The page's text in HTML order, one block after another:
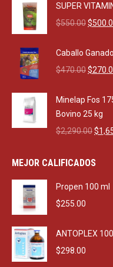
SUPER
$550.00
was:
$
Caballo
$470.00
was:
$
Minelap Fos
Bovino 25 kg
$2,290.00
was:
$
MEJOR CALIFICADOS
Propen 100 ml
$255.00
ANTOPLEX
$298.00